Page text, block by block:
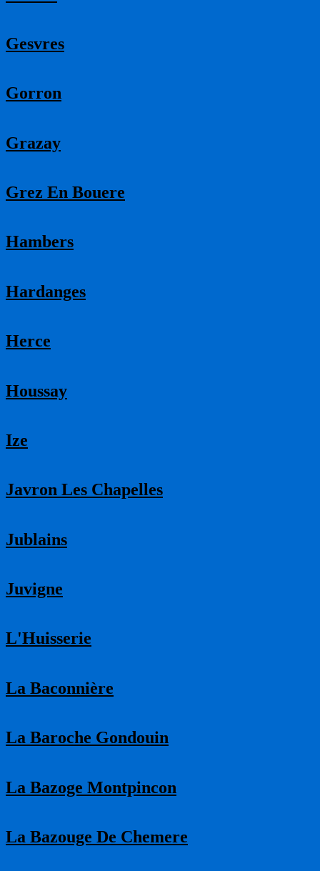
Gesvres
Gorron
Grazay
Grez En Bouere
Hambers
Hardanges
Herce
Houssay
Ize
Javron Les Chapelles
Jublains
Juvigne
L'Huisserie
La Baconnière
La Baroche Gondouin
La Bazoge Montpincon
La Bazouge De Chemere